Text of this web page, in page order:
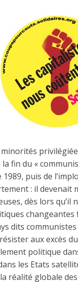
fin du «
puis de
: il devenait
dès lors qu’il
changeantes
dits
aux excès du
politique
les Etats
réalité globale